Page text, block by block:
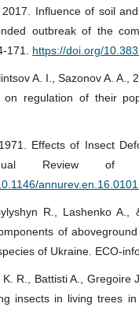
2017. Influence of soil
outbreak of the
171. https://doi.org/
A. I., Sazonov A.
on regulation of their
Effects of Insect
Review of
R., Lashenko
of
of Ukraine. ECO-
K. R., Battisti A., Gregoire
insects in living trees in